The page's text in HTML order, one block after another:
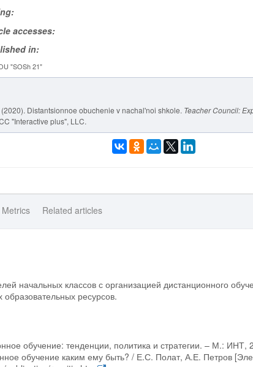
accesses:
in:
"SOSh 21"
Distantsionnoe obuchenie v nachal'noi shkole. Teacher Council:
"Interactive plus", LLC.
Metrics Related articles
начальных классов с организацией дистанционного
ресурсов.
обучение: тенденции, политика и стратегии. – М.: ИНТ,
каким ему быть? / Е.С. Полат, А.Е. Петров [Электронный ‏ресурс]. –